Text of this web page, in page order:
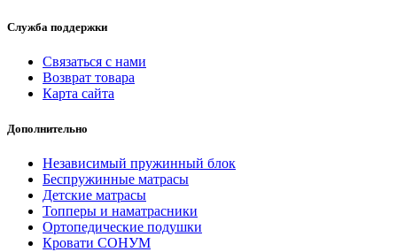
Служба поддержки
Связаться с нами
Возврат товара
Карта сайта
Дополнительно
Независимый пружинный блок
Беспружинные матрасы
Детские матрасы
Топперы и наматрасники
Ортопедические подушки
Кровати СОНУМ